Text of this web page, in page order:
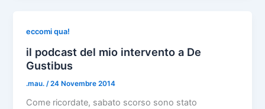
b
o
o
k
o
n
di
eccomi qua!
il podcast del mio intervento a De
Gustibus
.mau. /24 Novembre 2014
Come ricordate, sabato scorso sono stato